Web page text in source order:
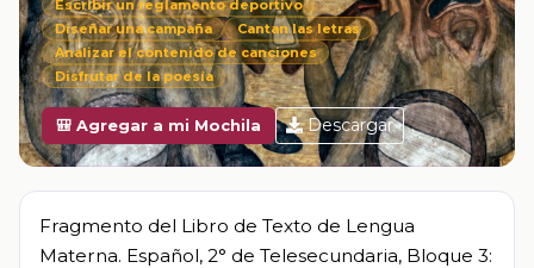
Escribir un reglamento deportivo
Diseñar una campaña
Cantan las letras
Analizar el contenido de canciones
Disfrutar de la poesía
🎒 Agregar a mi Mochila Descargar
Fragmento del Libro de Texto de Lengua
Materna. Español, 2° de Telesecundaria, Bloque 3: